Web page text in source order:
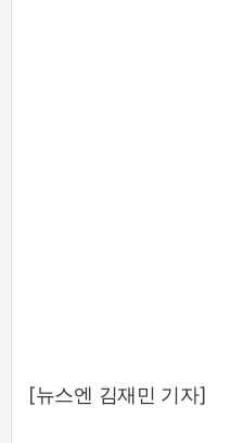
[뉴스엔 김재민 기자]